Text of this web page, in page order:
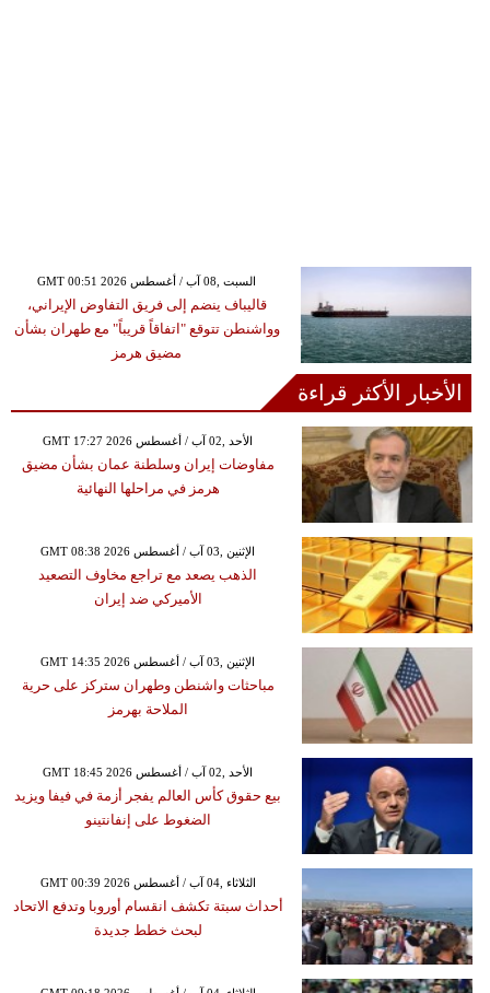
GMT 00:51 2026 السبت ,08 آب / أغسطس
قاليباف ينضم إلى فريق التفاوض الإيراني،
وواشنطن تتوقع "اتفاقاً قريباً" مع طهران بشأن
مضيق هرمز
الأخبار الأكثر قراءة
GMT 17:27 2026 الأحد ,02 آب / أغسطس
مفاوضات إيران وسلطنة عمان بشأن مضيق
هرمز في مراحلها النهائية
GMT 08:38 2026 الإثنين ,03 آب / أغسطس
الذهب يصعد مع تراجع مخاوف التصعيد
الأميركي ضد إيران
GMT 14:35 2026 الإثنين ,03 آب / أغسطس
مباحثات واشنطن وطهران ستركز على حرية
الملاحة بهرمز
GMT 18:45 2026 الأحد ,02 آب / أغسطس
بيع حقوق كأس العالم يفجر أزمة في فيفا ويزيد
الضغوط على إنفانتينو
GMT 00:39 2026 الثلاثاء ,04 آب / أغسطس
أحداث سبتة تكشف انقسام أوروبا وتدفع الاتحاد
لبحث خطط جديدة